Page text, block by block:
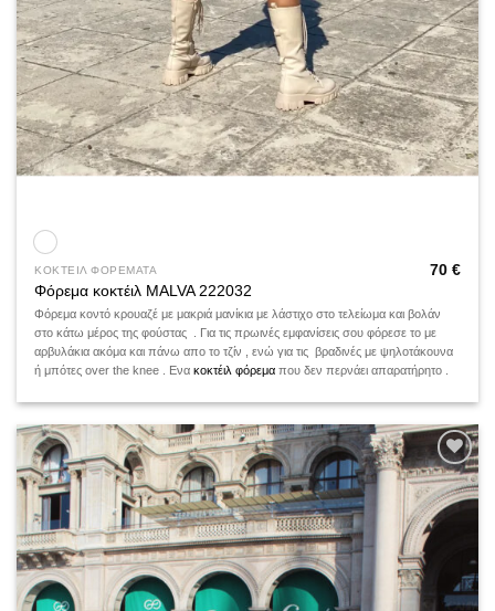
ΚΟΚΤΕΙΛ ΦΟΡΕΜΑΤΑ
Φόρεμα κοκτέιλ MALVA 222032
70 €
Φόρεμα κοντό κρουαζέ με μακριά μανίκια με λάστιχο στο τελείωμα και βολάν
στο κάτω μέρος της φούστας . Για τις πρωινές εμφανίσεις σου φόρεσε το με
αρβυλάκια ακόμα και πάνω απο το τζίν , ενώ για τις βραδινές με ψηλοτάκουνα
ή μπότες over the knee . Ενακοκτέιλ φόρεμα που δεν περνάει απαρατήρητο .
Add to
wishlist